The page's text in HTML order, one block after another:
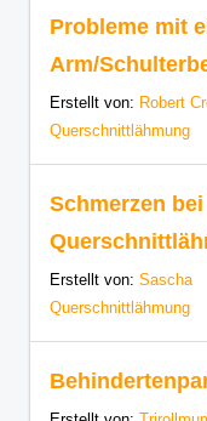
Probleme mit
Arm/
Erstellt von: Robert
Querschnittlähmung
Schmerzen bei
Erstellt von: Sascha
Querschnittlähmung